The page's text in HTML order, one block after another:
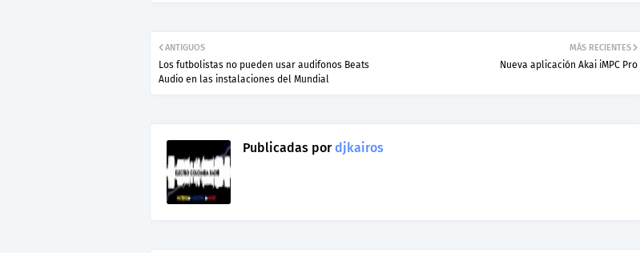
MÁS RECIENTES
Nueva aplicación Akai iMPC Pro
ANTIGUOS
Los futbolistas no pueden usar audifonos Beats
Audio en las instalaciones del Mundial
Publicadas pordjkairos